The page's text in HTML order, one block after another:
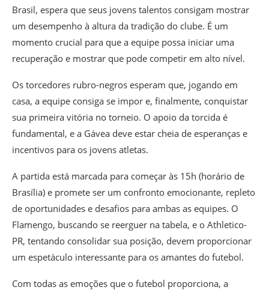
Brasil, espera que seus jovens talentos consigam mostrar
um desempenho à altura da tradição do clube. É um
momento crucial para que a equipe possa iniciar uma
recuperação e mostrar que pode competir em alto nível.
Os torcedores rubro-negros esperam que, jogando em
casa, a equipe consiga se impor e, finalmente, conquistar
sua primeira vitória no torneio. O apoio da torcida é
fundamental, e a Gávea deve estar cheia de esperanças e
incentivos para os jovens atletas.
A partida está marcada para começar às 15h (horário de
Brasília) e promete ser um confronto emocionante, repleto
de oportunidades e desafios para ambas as equipes. O
Flamengo, buscando se reerguer na tabela, e o Athletico-
PR, tentando consolidar sua posição, devem proporcionar
um espetáculo interessante para os amantes do futebol.
Com todas as emoções que o futebol proporciona, a